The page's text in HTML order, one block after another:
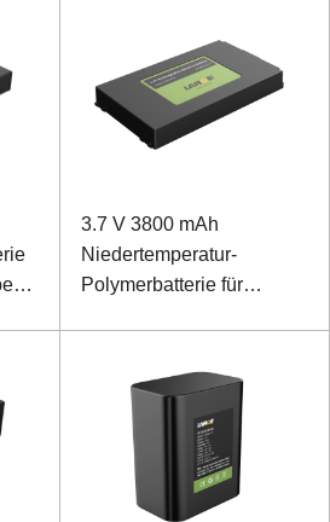
3.7 V 3800 mAh
Niedertemperatur-
Polymerbatterie für